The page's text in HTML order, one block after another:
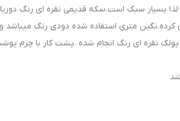
بسیار سبک است.سکه قدیمی نقره ای رنگ
کرده.نگین متری استفاده شده دودی رنگ میباشد
پولک نقره ای رنگ انجام شده .پشت کار با چرم